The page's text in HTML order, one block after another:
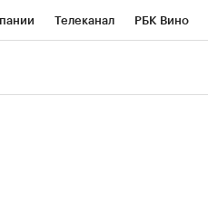
Телеканал РБК Вино